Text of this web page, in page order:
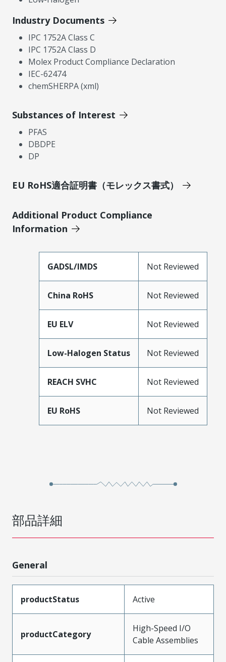
Industry Documents
IPC 1752A Class C
IPC 1752A Class D
Molex Product Compliance Declaration
IEC-62474
chemSHERPA (xml)
Substances of Interest
PFAS
DBDPE
DP
EU RoHS適合証明書（モレックス書式）
Additional Product Compliance
Information
GADSL/IMDS Not Reviewed
China RoHS Not Reviewed
EU ELV Not Reviewed
Low-Halogen Status Not Reviewed
REACH SVHC Not Reviewed
EU RoHS Not Reviewed
部品詳細
General
productStatus Active
productCategory
High-Speed I/O
Cable Assemblies